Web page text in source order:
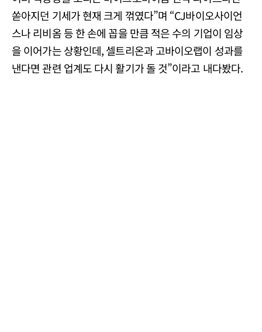
쏟아지던 기세가 현재 크게 꺾였다”며 “CJ바이오사이언
스나 리비옴 등 한 손에 꼽을 만큼 적은 수의 기업이 임상
을 이어가는 상황인데, 셀트리온과 고바이오랩이 성과를
낸다면 관련 업계도 다시 활기가 돌 것”이라고 내다봤다.